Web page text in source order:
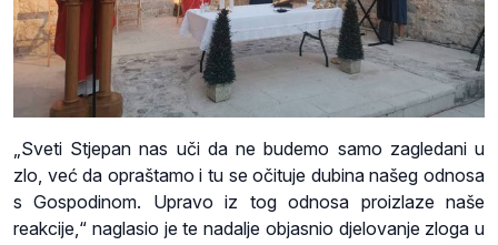
„Sveti Stjepan nas uči da ne budemo samo zagledani u
zlo, već da opraštamo i tu se očituje dubina našeg odnosa
s Gospodinom. Upravo iz tog odnosa proizlaze naše
reakcije,“ naglasio je te nadalje objasnio djelovanje zloga u